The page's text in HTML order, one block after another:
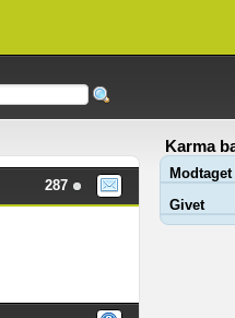
287
Karma
Modtaget
Givet